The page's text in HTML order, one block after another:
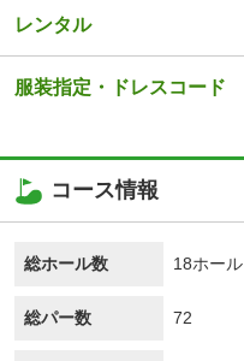
レンタル
服装指定・ドレスコード
コース情報
総ホール数 18ホール
総パー数 72